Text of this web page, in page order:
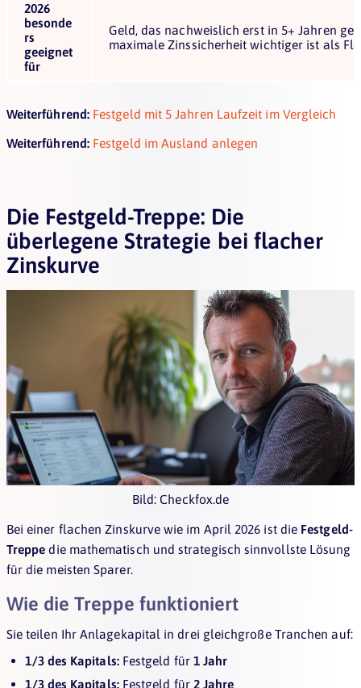
2026
besonde
rs
geeignet
für
Geld, das nachweislich erst in 5+ Jahren
maximale Zinssicherheit wichtiger ist als
Weiterführend: Festgeld mit 5 Jahren Laufzeit im Vergleich
Weiterführend:Festgeld im Ausland anlegen
Die Festgeld-Treppe: Die
überlegene Strategie bei flacher
Zinskurve
Bild: Checkfox.de
Bei einer flachen Zinskurve wie im April 2026 ist die Festgeld-
Treppe die mathematisch und strategisch sinnvollste Lösung
für die meisten Sparer.
Wie die Treppe funktioniert
Sie teilen Ihr Anlagekapital in drei gleichgroße Tranchen auf:
1/3 des Kapitals:Festgeld für 1 Jahr
1/3 des Kapitals:Festgeld für 2 Jahre